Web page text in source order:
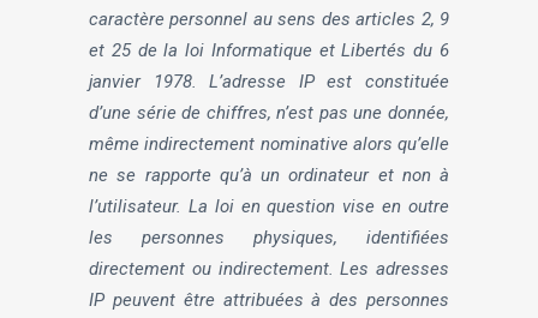
caractère personnel au sens des articles 2, 9
et 25 de la loi Informatique et Libertés du 6
janvier 1978. L’adresse IP est constituée
d’une série de chiffres, n’est pas une donnée,
même indirectement nominative alors qu’elle
ne se rapporte qu’à un ordinateur et non à
l’utilisateur. La loi en question vise en outre
les personnes physiques, identifiées
directement ou indirectement. Les adresses
IP peuvent être attribuées à des personnes